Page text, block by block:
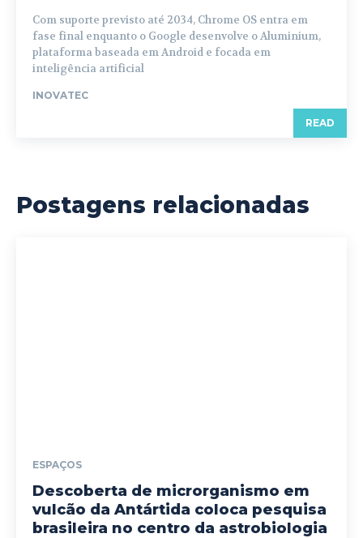
Com suporte previsto até 2034, Chrome OS entra em
fase final enquanto o Google desenvolve o Aluminium,
plataforma baseada em Android e focada em
inteligência artificial
INOVATEC
READ
Postagens relacionadas
ESPAÇOS
Descoberta de microrganismo em
vulcão da Antártida coloca pesquisa
brasileira no centro da astrobiologia